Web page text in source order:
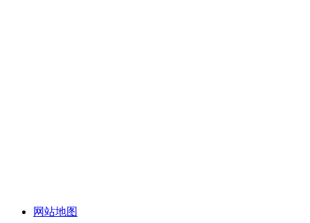
网站地图